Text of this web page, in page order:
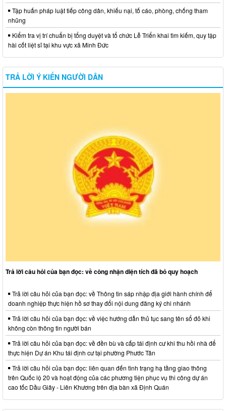
Tập huấn pháp luật tiếp công dân, khiếu nại, tố cáo, phòng, chống tham
nhũng
Kiểm tra vị trí chuẩn bị tổng duyệt và tổ chức Lễ Triển khai tìm kiếm, quy tập
hài cốt liệt sĩ tại khu vực xã Minh Đức
TRẢ LỜI Ý KIẾN NGƯỜI DÂN
Trả lời câu hỏi của bạn đọc: về công nhận diện tích đã bỏ quy hoạch
Trả lời câu hỏi của bạn đọc: về Thông tin sáp nhập địa giới hành chính để
doanh nghiệp thực hiện hồ sơ thay đổi nội dung đăng ký chi nhánh
Trả lời câu hỏi của bạn đọc: về việc hướng dẫn thủ tục sang tên sổ đỏ khi
không còn thông tin người bán
Trả lời câu hỏi của bạn đọc: về đền bù và cấp tái định cư khi thu hồi nhà để
thực hiện Dự án Khu tái định cư tại phường Phước Tân
Trả lời câu hỏi của bạn đọc: liên quan đến tình trạng hạ tầng giao thông
trên Quốc lộ 20 và hoạt động của các phương tiện phục vụ thi công dự án
cao tốc Dầu Giây - Liên Khương trên địa bàn xã Định Quán